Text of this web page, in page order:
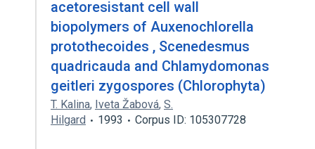
acetoresistant cell wall
biopolymers of Auxenochlorella
protothecoides , Scenedesmus
quadricauda and Chlamydomonas
geitleri zygospores (Chlorophyta)
T. Kalina, Iveta Žabová, S.
Hilgard
1993 Corpus ID: 105307728